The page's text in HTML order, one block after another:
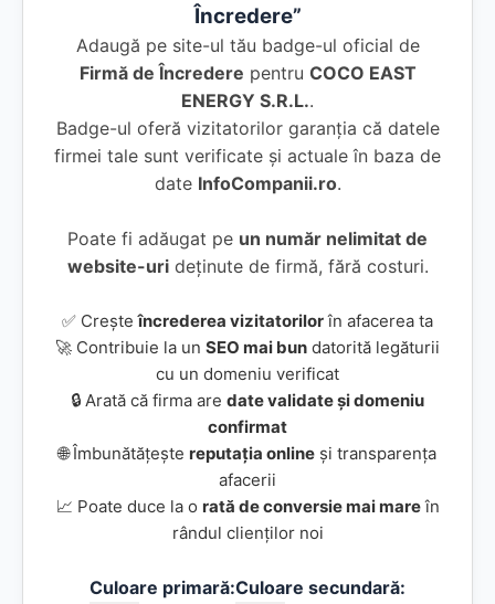
Încredere”
Adaugă pe site-ul tău badge-ul oficial de
Firmă de Încredere pentru COCO EAST
ENERGY S.R.L..
Badge-ul oferă vizitatorilor garanția că datele
firmei tale sunt verificate și actuale în baza de
date InfoCompanii.ro.
Poate fi adăugat pe un număr nelimitat de
website-urideținute de firmă, fără costuri.
✅ Creșteîncrederea vizitatorilorîn afacerea ta
🚀 Contribuie la un SEO mai bun datorită legăturii
cu un domeniu verificat
🔒 Arată că firma are date validate și domeniu
confirmat
🌐 Îmbunătățește reputația online și transparența
afacerii
📈 Poate duce la o rată de conversie mai mareîn
rândul clienților noi
Culoare primară:Culoare secundară: